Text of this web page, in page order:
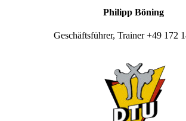
Philipp Böning
Geschäftsführer, Trainer +49 172